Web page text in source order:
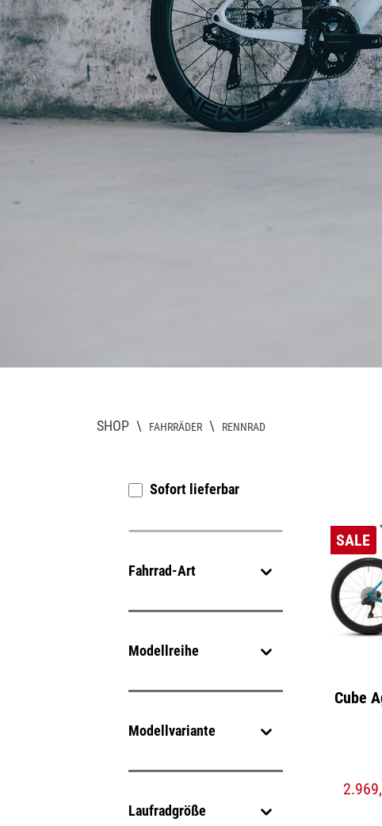
E-Bike Trekking
E-Bike Urban
E-Bike Kinder
Rennrad
Trekking
SHOP \ FAHRRÄDER \ RENNRAD
Sofort lieferbar
Fahrrad-Art
Modellreihe
Modellvariante
Laufradgröße
SALE
Cube